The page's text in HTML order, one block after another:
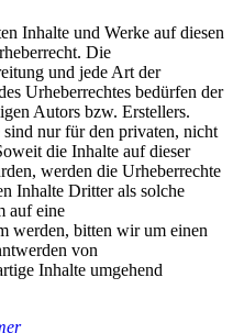
Inhalte und Werke auf diesen
Die
und jede Art der
Urheberrechtes bedürfen der
Autors bzw. Erstellers.
nur für den privaten, nicht
die Inhalte auf dieser
werden die Urheberrechte
Inhalte Dritter als solche
auf eine
werden, bitten wir um einen
von
Inhalte umgehend